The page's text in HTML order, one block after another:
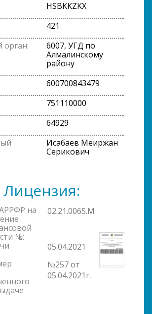
HSBKKZKX
421
орган:
6007, УГД по
Алмалинскому
району
600700843479
751110000
64929
Исабаев Меиржан
Серикович
Лицензия:
на
№:
02.21.0065.M
05.04.2021
№257 от
05.04.2021г.